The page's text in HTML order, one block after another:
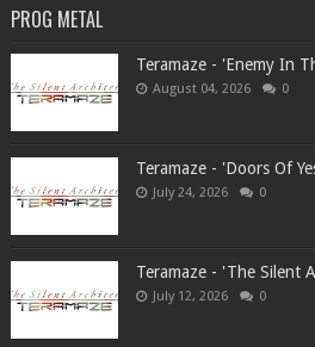
PROG METAL
Teramaze - 'Enemy In
August 04, 2026 0
Teramaze - 'Doors Of
July 24, 2026 0
Teramaze - 'The Silent
July 12, 2026 0